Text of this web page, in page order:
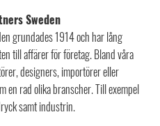
Sweden
grundades 1914 och har lång
till affärer för företag. Bland våra
designers, importörer eller
en rad olika branscher. Till exempel
samt industrin.